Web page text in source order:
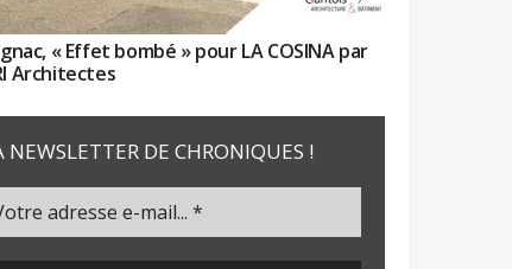
« Effet bombé » pour LA COSINA par
Architectes
NEWSLETTER DE CHRONIQUES !